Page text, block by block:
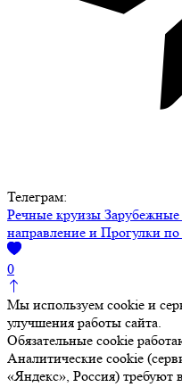
Телеграм:
Речные круизы Зарубежные
направление и Прогулки
0
Мы используем cookie и
улучшения работы сайта.
Обязательные cookie
Аналитические cookie
«Яндекс», Россия) требуют